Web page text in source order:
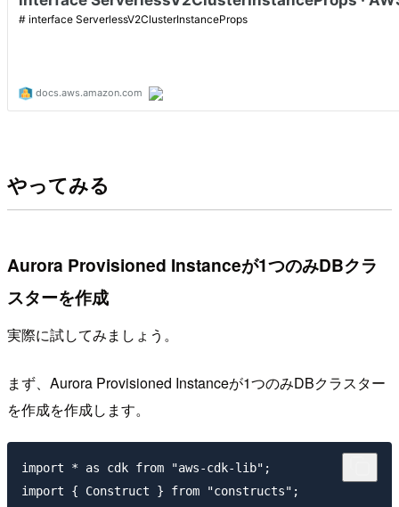
やってみる
Aurora Provisioned Instanceが1つのみDBクラ
スターを作成
実際に試してみましょう。
まず、Aurora Provisioned Instanceが1つのみDBクラスター
を作成を作成します。
import * as cdk from "aws-cdk-lib";
import { Construct } from "constructs";